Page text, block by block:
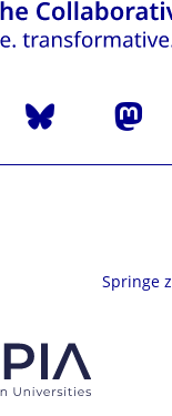
Bluesky
Springe